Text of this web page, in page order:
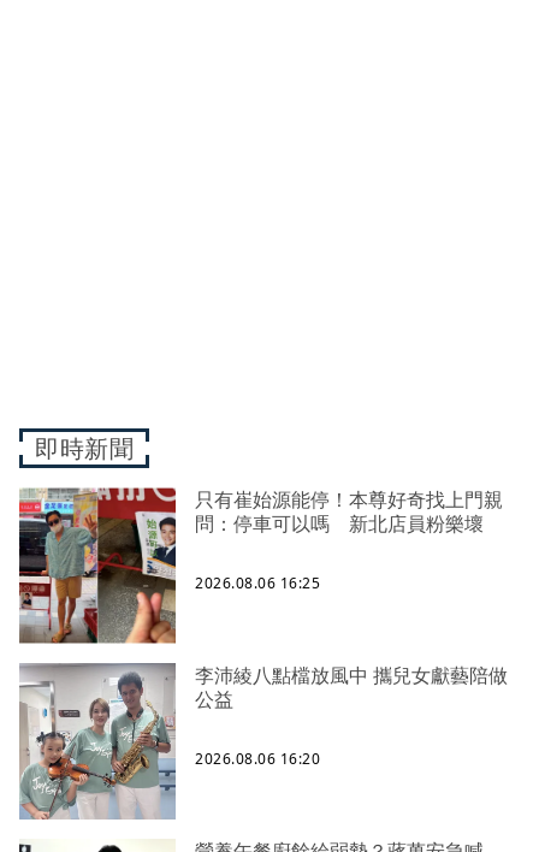
即時新聞
只有崔始源能停！本尊好奇找上門親
問：停車可以嗎 新北店員粉樂壞
2026.08.06 16:25
李沛綾八點檔放風中 攜兒女獻藝陪做
公益
2026.08.06 16:20